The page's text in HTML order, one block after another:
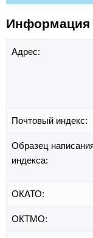
Информация
Адрес:
Почтовый индекс:
Образец
индекса:
ОКАТО:
ОКТМО: